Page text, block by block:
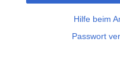
Hilfe beim
Passwort